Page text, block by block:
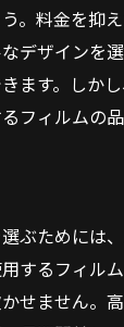
。料金を抑
デザインを
ます。しか
フィルムの
ぶためには
するフィル
せません。